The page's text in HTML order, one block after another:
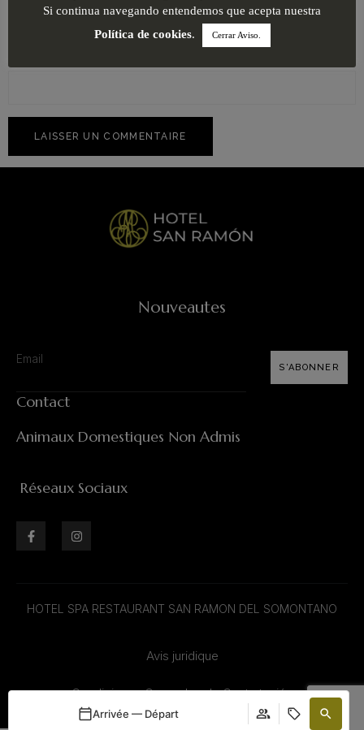
Nouveautes
S'ABONNER
Contact
Animaux Domestiques Non Admis
Réseaux Sociaux
HOTEL SPA RESTAURANT SAN RAMON DEL SOMONTANO
Avis juridique
Condiciones Generales de Contratación
Si continua navegando entendemos que acepta nuestra
Política de cookies. Cerrar Aviso.
Arrivée — Départ